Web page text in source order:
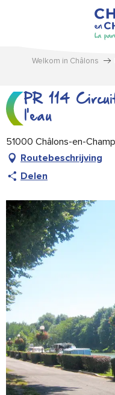
Welkom in Châlons
PR 114
l'eau
51000 Châlons-en-
Routebeschrijving
Delen